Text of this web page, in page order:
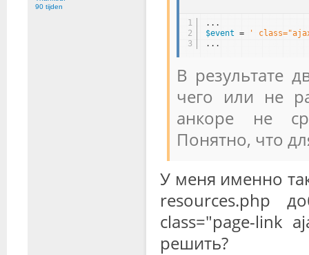
90 tijden
1
2
3
...
$event =
'
...
В результате
чего или не
анкоре не
Понятно, что
У меня именно
resources.php
class="page-link
решить?